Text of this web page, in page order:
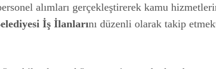
alımları gerçekleştirerek kamu
İş İlanlarını düzenli olarak takip